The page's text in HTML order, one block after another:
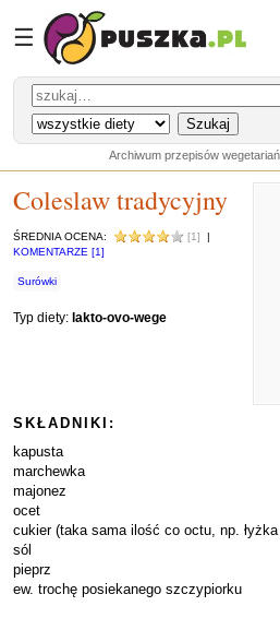
☰
Archiwum przepisów
Coleslaw tradycyjny
ŚREDNIA OCENA: [1]
|
KOMENTARZE [1]
Surówki
Typ diety: lakto-ovo-wege
SKŁADNIKI:
kapusta
marchewka
majonez
ocet
cukier (taka sama ilość co octu, np.
sól
pieprz
ew. trochę posiekanego szczypiorku